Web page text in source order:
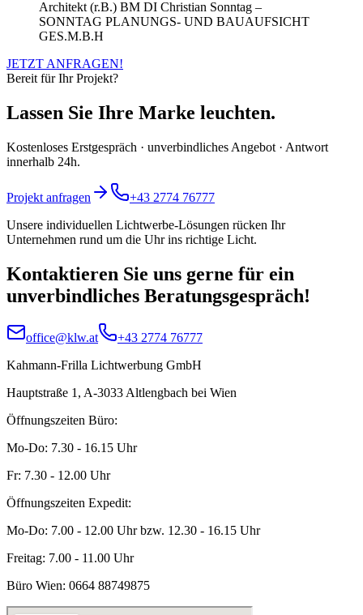
Architekt (r.B.) BM DI Christian Sonntag –
SONNTAG PLANUNGS- UND BAUAUFSICHT
GES.M.B.H
JETZT ANFRAGEN!
Bereit für Ihr Projekt?
Lassen Sie Ihre Marke leuchten.
Kostenloses Erstgespräch · unverbindliches Angebot · Antwort
innerhalb 24h.
Projekt anfragen
+43 2774 76777
Unsere individuellen Lichtwerbe-Lösungen rücken Ihr
Unternehmen rund um die Uhr ins richtige Licht.
Kontaktieren Sie uns gerne für ein
unverbindliches Beratungsgespräch!
office@klw.at
+43 2774 76777
Kahmann-Frilla Lichtwerbung GmbH
Hauptstraße 1, A-3033 Altlengbach bei Wien
Öffnungszeiten Büro:
Mo-Do: 7.30 - 16.15 Uhr
Fr: 7.30 - 12.00 Uhr
Öffnungszeiten Expedit:
Mo-Do: 7.00 - 12.00 Uhr bzw. 12.30 - 16.15 Uhr
Freitag: 7.00 - 11.00 Uhr
Büro Wien: 0664 88749875